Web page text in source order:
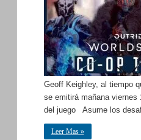
Geoff Keighley, al tiempo
se emitirá mañana viernes
del juego Asume los
Leer Mas »